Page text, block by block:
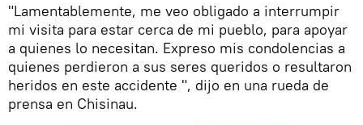
"Lamentablemente, me veo obligado a interrumpir
mi visita para estar cerca de mi pueblo, para apoyar
a quienes lo necesitan. Expreso mis condolencias a
quienes perdieron a sus seres queridos o resultaron
heridos en este accidente ", dijo en una rueda de
prensa en Chisinau.